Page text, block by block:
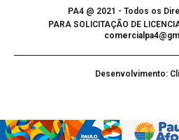
PA4 @ 2021 - Todos os
PARA SOLICITAÇÃO DE
Desenvolvimento: